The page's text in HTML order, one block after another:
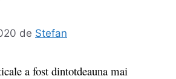
de Stefan
a fost dintotdeauna mai